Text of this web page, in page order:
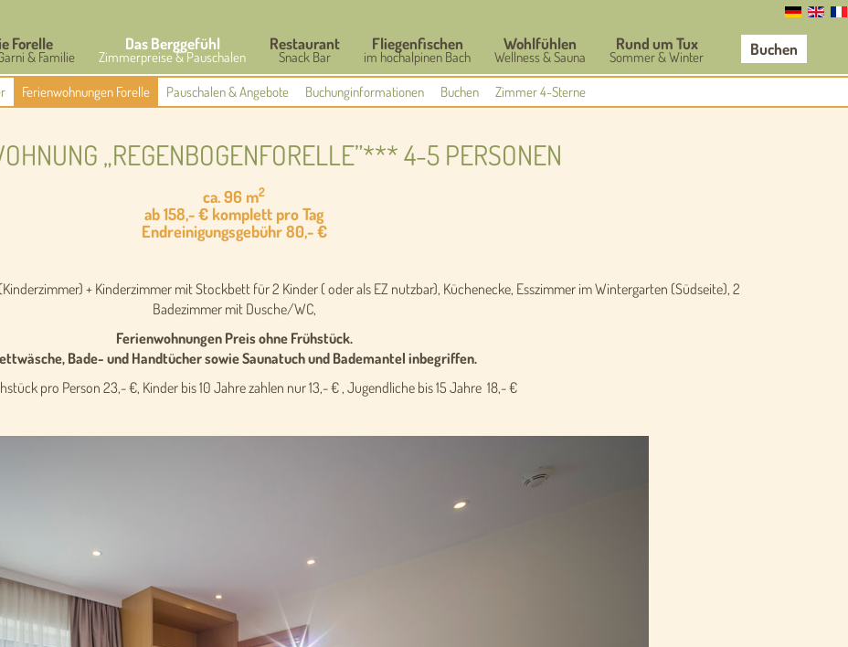
Forelle
& Familie
Das Berggefühl
Zimmerpreise & Pauschalen
Restaurant
Snack Bar
Fliegenfischen
im hochalpinen Bach
Wohlfühlen
Wellness & Sauna
Rund um Tux
Sommer & Winter Buchen
Ferienwohnungen Forelle Pauschalen & Angebote Buchunginformationen Buchen Zimmer 4-Sterne
„REGENBOGENFORELLE”*** 4-5 PERSONEN
ca. 96 m2
ab 158,- € komplett pro Tag
Endreinigungsgebühr 80,- €
+ Kinderzimmer mit Stockbett für 2 Kinder ( oder als EZ nutzbar), Küchenecke, Esszimmer im Wintergarten (Südseite), 2
Badezimmer mit Dusche/WC,
Ferienwohnungen Preis ohne Frühstück.
Bade- und Handtücher sowie Saunatuch und Bademantel inbegriffen.
pro Person 23,- €, Kinder bis 10 Jahre zahlen nur 13,- € , Jugendliche bis 15 Jahre 18,- €